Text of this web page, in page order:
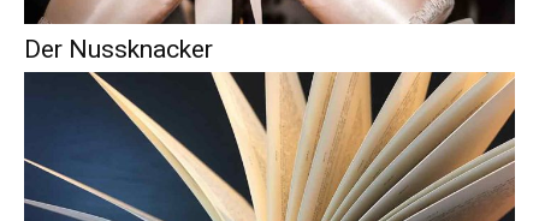
Der Nussknacker